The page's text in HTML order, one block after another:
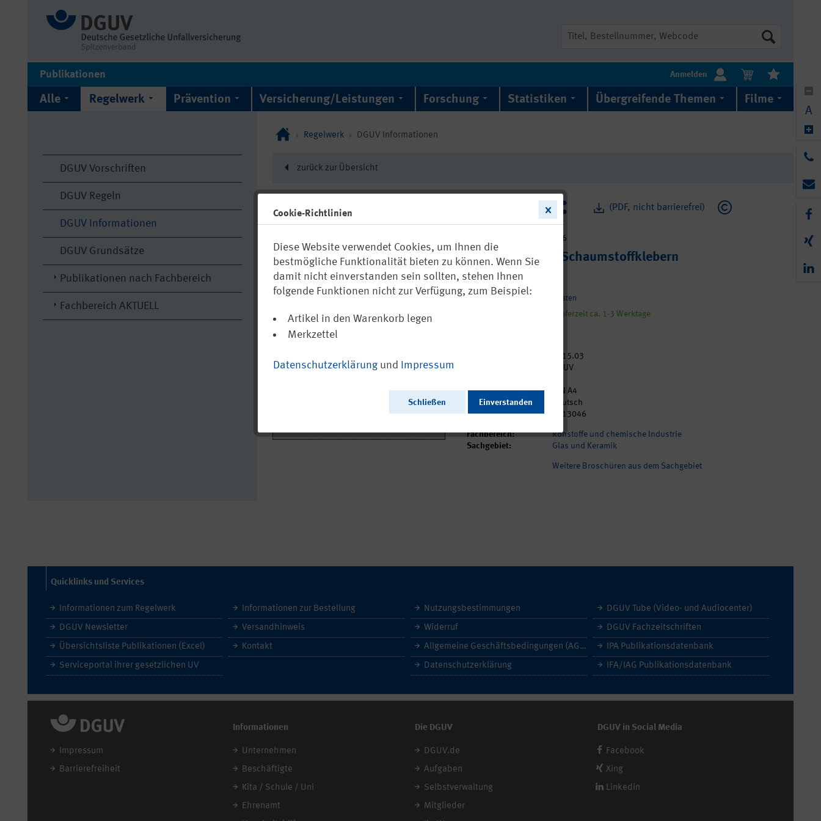
Publikationen Anmelden
Alle Regelwerk Prävention Versicherung/Leistungen Forschung Statistiken Übergreifende Themen Filme
DGUV Vorschriften
DGUV Regeln
DGUV Informationen
DGUV Grundsätze
Publikationen nach Fachbereich
Fachbereich AKTUELL
Regelwerk DGUV Informationen
zurück zur Übersicht
(PDF, nicht barrierefrei)
DGUV Information 213-046
Verarbeiten von Schaumstoffklebern
6,23 €
zzgl. Versandkosten
Sofort versandfertig, Lieferzeit ca. 1-3 Werktage
2015.03
DGUV
Format:
DIN A4
Sprache:
Deutsch
Webcode:
p213046
Fachbereich:
Rohstoffe und chemische Industrie
Sachgebiet:
Glas und Keramik
Weitere Broschüren aus dem Sachgebiet
Quicklinks und Services
Informationen zum Regelwerk
DGUV Newsletter
Übersichtsliste Publikationen (Excel)
Serviceportal ihrer gesetzlichen UV
Informationen zur Bestellung
Versandhinweis
Kontakt
Nutzungsbestimmungen
Widerruf
Allgemeine Geschäftsbedingungen (AGB)
Datenschutzerklärung
DGUV Tube (Video- und Audiocenter)
DGUV Fachzeitschriften
IPA Publikationsdatenbank
IFA/IAG Publikationsdatenbank
Impressum
Barrierefreiheit
Informationen
Unternehmen
Beschäftigte
Kita / Schule / Uni
Ehrenamt
Die DGUV
DGUV.de
Aufgaben
Selbstverwaltung
Mitglieder
DGUV in Social Media
Facebook
Xing
Linkedin
A
Cookie-Richtlinien
Diese Website verwendet Cookies, um Ihnen die
bestmögliche Funktionalität bieten zu können. Wenn Sie
damit nicht einverstanden sein sollten, stehen Ihnen
folgende Funktionen nicht zur Verfügung, zum Beispiel:
Artikel in den Warenkorb legen
Merkzettel
Datenschutzerklärung und Impressum
Schließen Einverstanden